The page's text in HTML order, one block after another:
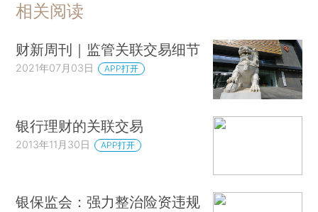
相关阅读
财新周刊｜监管关联交易细节
2021年07月03日 APP打开
银行理财的关联交易
2013年11月30日 APP打开
银保监会：强力整治险资违规